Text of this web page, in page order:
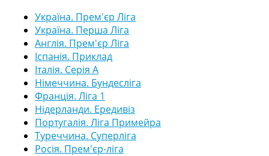
Україна. Прем'єр Ліга
Україна. Перша Ліга
Англія. Прем'єр Ліга
Іспанія. Приклад
Італія. Серія А
Німеччина. Бундесліга
Франція. Ліга 1
Нідерланди. Ередивіз
Португалія. Ліга Примейра
Туреччина. Суперліга
Росія. Прем'єр-ліга